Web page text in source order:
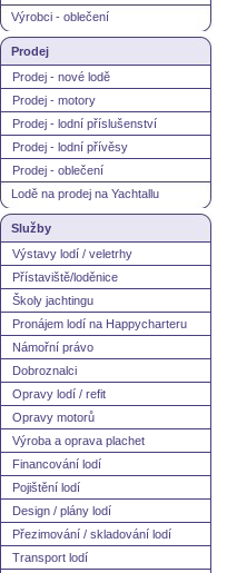
Výrobci - oblečení
Prodej
Prodej - nové lodě
Prodej - motory
Prodej - lodní příslušenství
Prodej - lodní přívěsy
Prodej - oblečení
Lodě na prodej na Yachtallu
Služby
Výstavy lodí / veletrhy
Přístaviště/loděnice
Školy jachtingu
Pronájem lodí na Happycharteru
Námořní právo
Dobroznalci
Opravy lodí / refit
Opravy motorů
Výroba a oprava plachet
Financování lodí
Pojištění lodí
Design / plány lodí
Přezimování / skladování lodí
Transport lodí